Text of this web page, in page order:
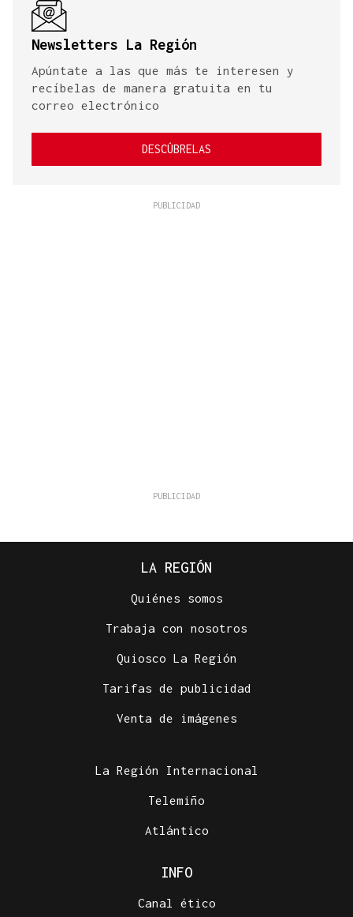
Newsletters La Región
Apúntate a las que más te interesen y
recíbelas de manera gratuita en tu
correo electrónico
DESCÚBRELAS
LA REGIÓN
Quiénes somos
Trabaja con nosotros
Quiosco La Región
Tarifas de publicidad
Venta de imágenes
La Región Internacional
Telemiño
Atlántico
INFO
Canal ético